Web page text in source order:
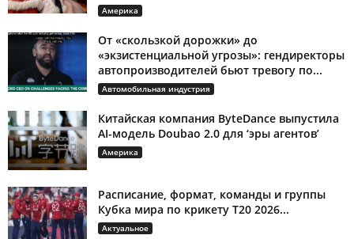
Америка
От «скользкой дорожки» до
«экзистенциальной угрозы»: гендиректоры
автопроизводителей бьют тревогу по...
Автомобильная индустрия
Китайская компания ByteDance выпустила
AI-модель Doubao 2.0 для ‘эры агентов’
Америка
Расписание, формат, команды и группы
Кубка мира по крикету T20 2026...
Актуальное